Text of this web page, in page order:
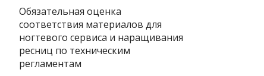
Обязательная оценка
соответствия материалов для
ногтевого сервиса и наращивания
ресниц по техническим
регламентам